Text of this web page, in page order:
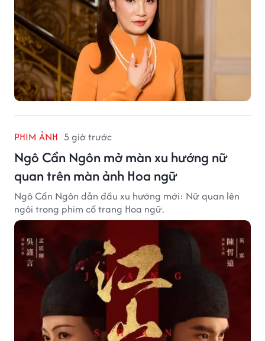
PHIM ẢNH 5 giờ trước
Ngô Cẩn Ngôn mở màn xu hướng nữ
quan trên màn ảnh Hoa ngữ
Ngô Cẩn Ngôn dẫn đầu xu hướng mới: Nữ quan lên
ngôi trong phim cổ trang Hoa ngữ.